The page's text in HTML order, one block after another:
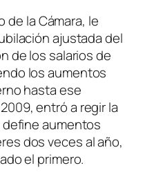
de la Cámara, le
ajustada del
de los salarios de
los aumentos
hasta ese
entró a regir la
aumentos
dos veces al año,
el primero.